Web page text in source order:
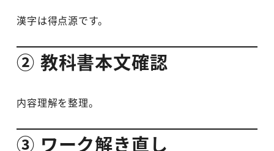
漢字は得点源です。
② 教科書本文確認
内容理解を整理。
③ ワーク解き直し